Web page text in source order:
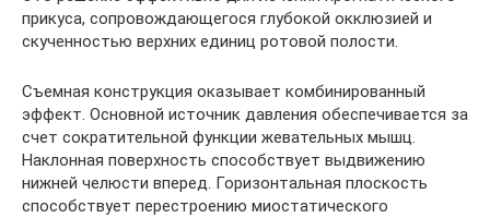
прикуса, сопровождающегося глубокой окклюзией и
скученностью верхних единиц ротовой полости.
Съемная конструкция оказывает комбинированный
эффект. Основной источник давления обеспечивается за
счет сократительной функции жевательных мышц.
Наклонная поверхность способствует выдвижению
нижней челюсти вперед. Горизонтальная плоскость
способствует перестроению миостатического